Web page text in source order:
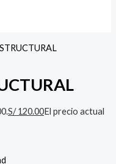
S/120.00El precio actual